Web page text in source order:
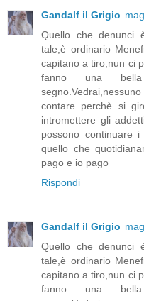
Gandalf il Grigio
Quello che denunci
tale,è ordinario
capitano a tiro,nun ci
fanno una
contare perchè si
intromettere gli
possono continuare
quello che
pago e io pago
Rispondi
Gandalf il Grigio
Quello che denunci
tale,è ordinario
capitano a tiro,nun ci
fanno una